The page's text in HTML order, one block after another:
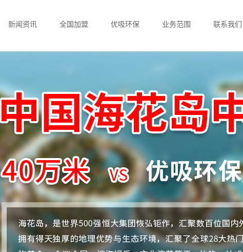
新闻资讯 全国加盟 优吸环保 业务范围 联系我们